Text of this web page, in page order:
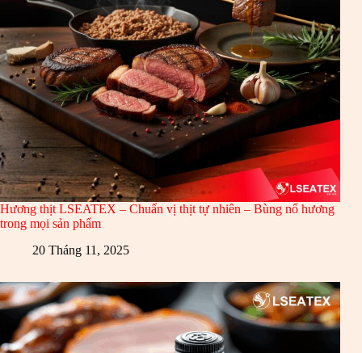
Hương thịt LSEATEX – Chuẩn vị thịt tự nhiên – Bùng nổ hương
trong mọi sản phẩm
20 Tháng 11, 2025